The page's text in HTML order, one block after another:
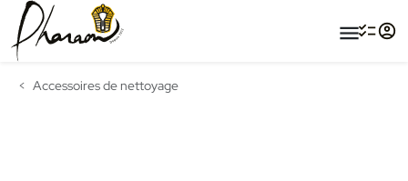
menu
Accessoires de nettoyage